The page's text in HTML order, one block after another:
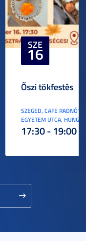
SZE
16
Őszi tökfestés
SZEGED, CAFE RADNÓTI,
EGYETEM UTCA,
17:30 - 19:00